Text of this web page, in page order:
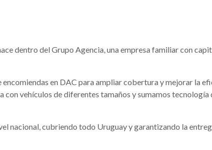
dentro del Grupo Agencia, una empresa familiar con
en DAC para ampliar cobertura y mejorar la
vehículos de diferentes tamaños y sumamos
nacional, cubriendo todo Uruguay y garantizando la